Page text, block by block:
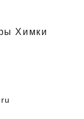
Химки